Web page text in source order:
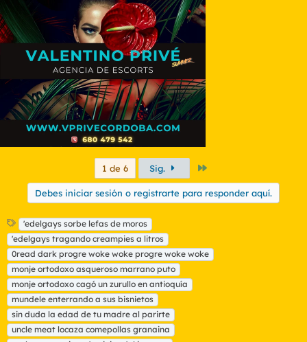
o
n
e
1 de 6 Sig.
Debes iniciar sesión o registrarte para responder aquí.
E
t
i
q
u
e
t
a
s
'edelgays sorbe lefas de moros
'edelgays tragando creampies a litros
0read dark progre woke woke progre woke woke
monje ortodoxo asqueroso marrano puto
monje ortodoxo cagó un zurullo en antioquía
mundele enterrando a sus bisnietos
sin duda la edad de tu madre al parirte
uncle meat locaza comepollas granaina